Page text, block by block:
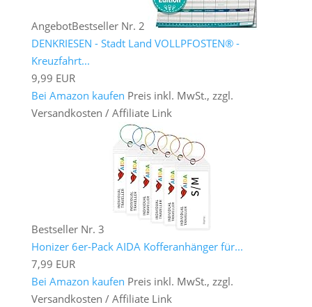
AngebotBestseller Nr. 2
DENKRIESEN - Stadt Land VOLLPFOSTEN® -
Kreuzfahrt...
9,99 EUR
Bei Amazon kaufen Preis inkl. MwSt., zzgl.
Versandkosten / Affiliate Link
Bestseller Nr. 3
Honizer 6er-Pack AIDA Kofferanhänger für...
7,99 EUR
Bei Amazon kaufen Preis inkl. MwSt., zzgl.
Versandkosten / Affiliate Link